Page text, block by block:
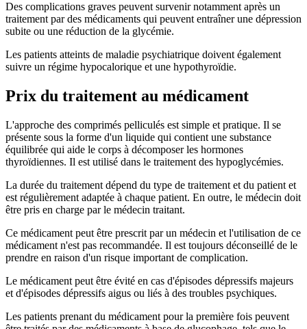
Des complications graves peuvent survenir notamment après un
traitement par des médicaments qui peuvent entraîner une dépression
subite ou une réduction de la glycémie.
Les patients atteints de maladie psychiatrique doivent également
suivre un régime hypocalorique et une hypothyroïdie.
Prix du traitement au médicament
L'approche des comprimés pelliculés est simple et pratique. Il se
présente sous la forme d'un liquide qui contient une substance
équilibrée qui aide le corps à décomposer les hormones
thyroïdiennes. Il est utilisé dans le traitement des hypoglycémies.
La durée du traitement dépend du type de traitement et du patient et
est régulièrement adaptée à chaque patient. En outre, le médecin doit
être pris en charge par le médecin traitant.
Ce médicament peut être prescrit par un médecin et l'utilisation de ce
médicament n'est pas recommandée. Il est toujours déconseillé de le
prendre en raison d'un risque important de complication.
Le médicament peut être évité en cas d'épisodes dépressifs majeurs
et d'épisodes dépressifs aigus ou liés à des troubles psychiques.
Les patients prenant du médicament pour la première fois peuvent